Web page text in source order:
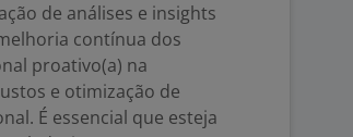
de análises e insights
contínua dos
proativo(a) na
e otimização de
É essencial que esteja